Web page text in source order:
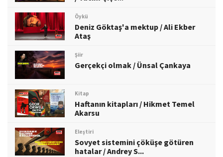
Öykü
Deniz Göktaş'a mektup / Ali Ekber
Ataş
Şiir
Gerçekçi olmak / Ünsal Çankaya
Kitap
Haftanın kitapları / Hikmet Temel
Akarsu
Eleştiri
Sovyet sistemini çöküşe götüren
hatalar / Andrey S...